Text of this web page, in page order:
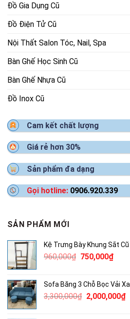
Đồ Gia Dụng Cũ
Đồ Điện Tử Cũ
Nội Thất Salon Tóc, Nail, Spa
Bàn Ghế Học Sinh Cũ
Bàn Ghế Nhựa Cũ
Đồ Inox Cũ
Cam kết chất lượng
Giá rẻ hơn 30%
Sản phẩm đa dạng
Gọi hotline: 0906.920.339
SẢN PHẨM MỚI
Kệ Trưng Bày Khung Sắt
960,000₫ Giá
960,000₫.
750,000₫Giá
là:
Sofa Băng 3 Chỗ Bọc Vải
3,300,000₫ Giá
2,000,000₫